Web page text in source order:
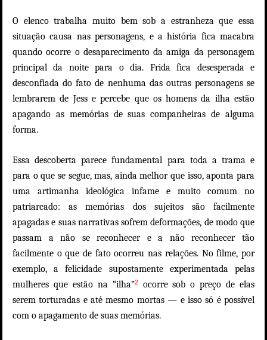
O elenco trabalha muito bem sob a estranheza que essa
situação causa nas personagens, e a história fica macabra
quando ocorre o desaparecimento da amiga da personagem
principal da noite para o dia. Frida fica desesperada e
desconfiada do fato de nenhuma das outras personagens se
lembrarem de Jess e percebe que os homens da ilha estão
apagando as memórias de suas companheiras de alguma
forma.
Essa descoberta parece fundamental para toda a trama e
para o que se segue, mas, ainda melhor que isso, aponta para
uma artimanha ideológica infame e muito comum no
patriarcado: as memórias dos sujeitos são facilmente
apagadas e suas narrativas sofrem deformações, de modo que
passam a não se reconhecer e a não reconhecer tão
facilmente o que de fato ocorreu nas relações. No filme, por
exemplo, a felicidade supostamente experimentada pelas
mulheres que estão na “ilha”2ocorre sob o preço de elas
serem torturadas e até mesmo mortas — e isso só é possível
com o apagamento de suas memórias.